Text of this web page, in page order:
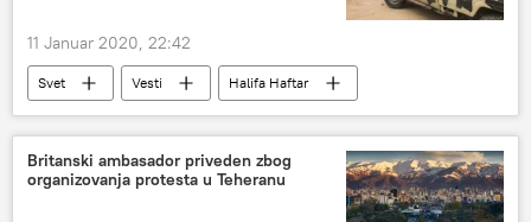
11 Januar 2020, 22:42
Svet Vesti
Halifa Haftar
primirje
prekid vatre Libija
Britanski ambasador priveden zbog
organizovanja protesta u Teheranu